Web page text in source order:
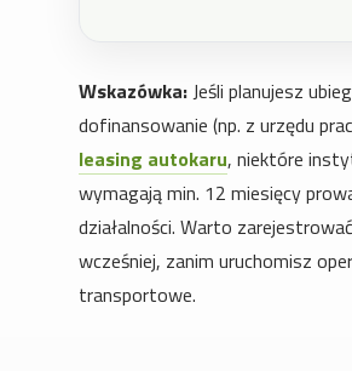
Wskazówka:Jeśli planujesz
dofinansowanie (np. z urzędu
leasing autokaru, niektóre
wymagają min. 12 miesięcy
działalności. Warto
wcześniej, zanim uruchomisz
transportowe.